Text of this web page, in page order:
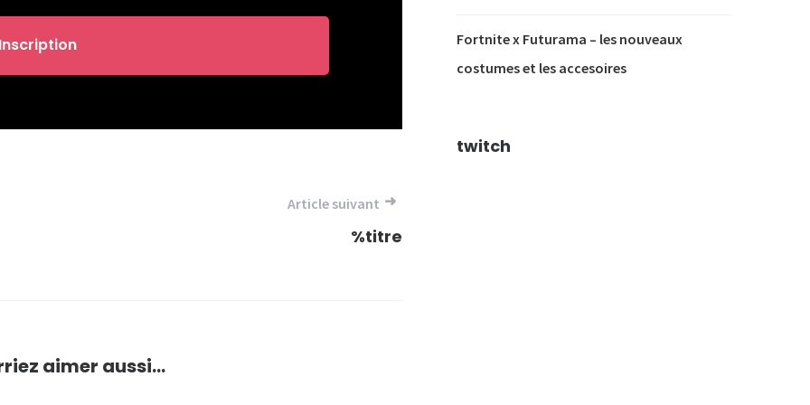
Article suivant
%titre
aimer aussi...
Fortnite x Futurama – les nouveaux
costumes et les accesoires
twitch